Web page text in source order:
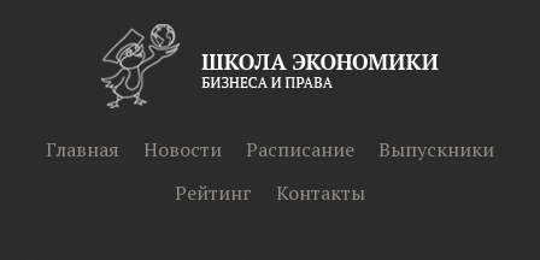
Главная Новости Расписание
Выпускники
Рейтинг
Контакты